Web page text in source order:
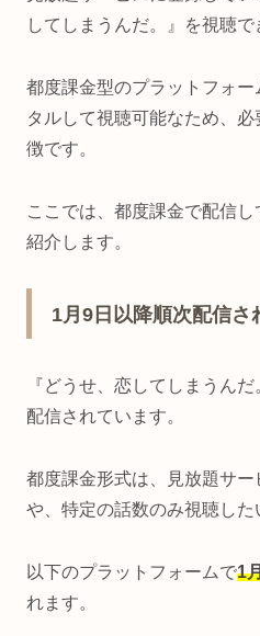
してしまうんだ。』を視聴で
都度課金型のプラットフォ
タルして視聴可能なため、
徴です。
ここでは、都度課金で配信
紹介します。
1月9日以降順次配信さ
『どうせ、恋してしまうん
配信されています。
都度課金形式は、見放題サ
や、特定の話数のみ視聴した
以下のプラットフォームで1
れます。